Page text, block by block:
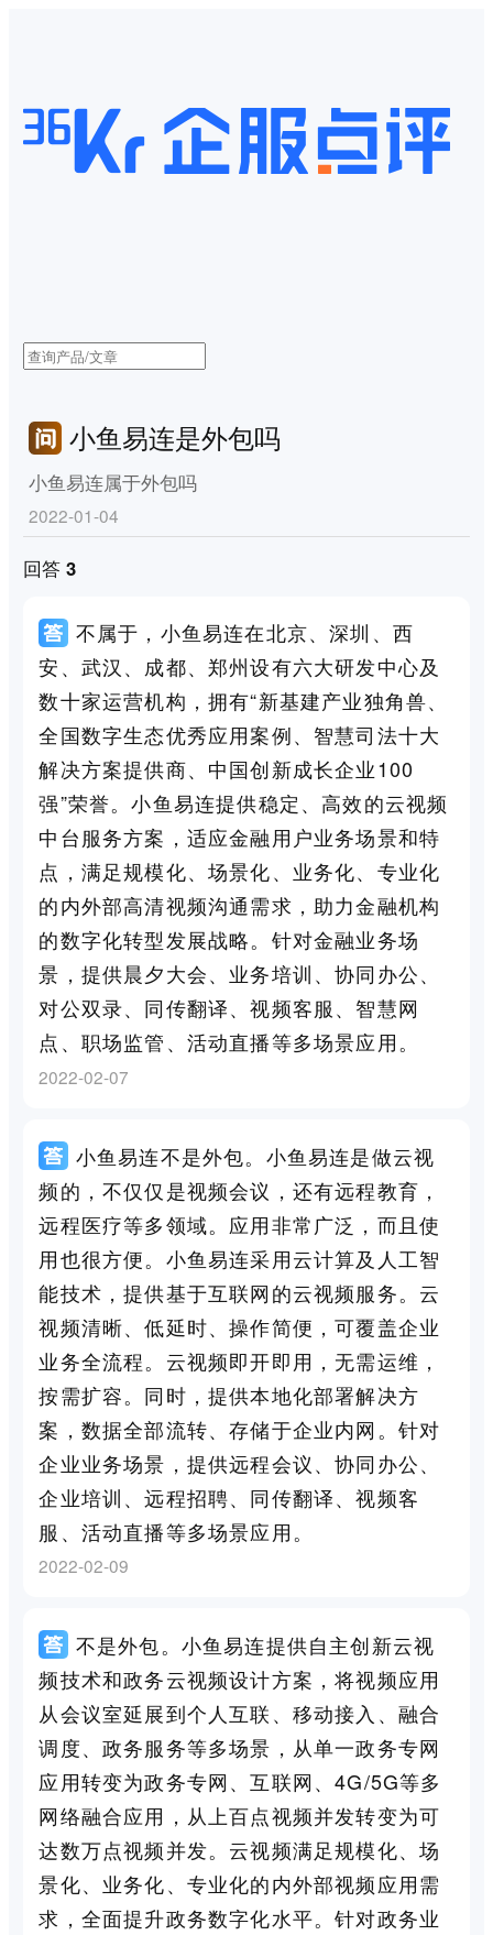
小鱼易连是外包吗
小鱼易连属于外包吗
2022-01-04
回答 3
不属于，小鱼易连在北京、深圳、西
安、武汉、成都、郑州设有六大研发中心及
数十家运营机构，拥有“新基建产业独角兽、
全国数字生态优秀应用案例、智慧司法十大
解决方案提供商、中国创新成长企业100
强”荣誉。小鱼易连提供稳定、高效的云视频
中台服务方案，适应金融用户业务场景和特
点，满足规模化、场景化、业务化、专业化
的内外部高清视频沟通需求，助力金融机构
的数字化转型发展战略。针对金融业务场
景，提供晨夕大会、业务培训、协同办公、
对公双录、同传翻译、视频客服、智慧网
点、职场监管、活动直播等多场景应用。
2022-02-07
小鱼易连不是外包。小鱼易连是做云视
频的，不仅仅是视频会议，还有远程教育，
远程医疗等多领域。应用非常广泛，而且使
用也很方便。小鱼易连采用云计算及人工智
能技术，提供基于互联网的云视频服务。云
视频清晰、低延时、操作简便，可覆盖企业
业务全流程。云视频即开即用，无需运维，
按需扩容。同时，提供本地化部署解决方
案，数据全部流转、存储于企业内网。针对
企业业务场景，提供远程会议、协同办公、
企业培训、远程招聘、同传翻译、视频客
服、活动直播等多场景应用。
2022-02-09
不是外包。小鱼易连提供自主创新云视
频技术和政务云视频设计方案，将视频应用
从会议室延展到个人互联、移动接入、融合
调度、政务服务等多场景，从单一政务专网
应用转变为政务专网、互联网、4G/5G等多
网络融合应用，从上百点视频并发转变为可
达数万点视频并发。云视频满足规模化、场
景化、业务化、专业化的内外部视频应用需
求，全面提升政务数字化水平。针对政务业